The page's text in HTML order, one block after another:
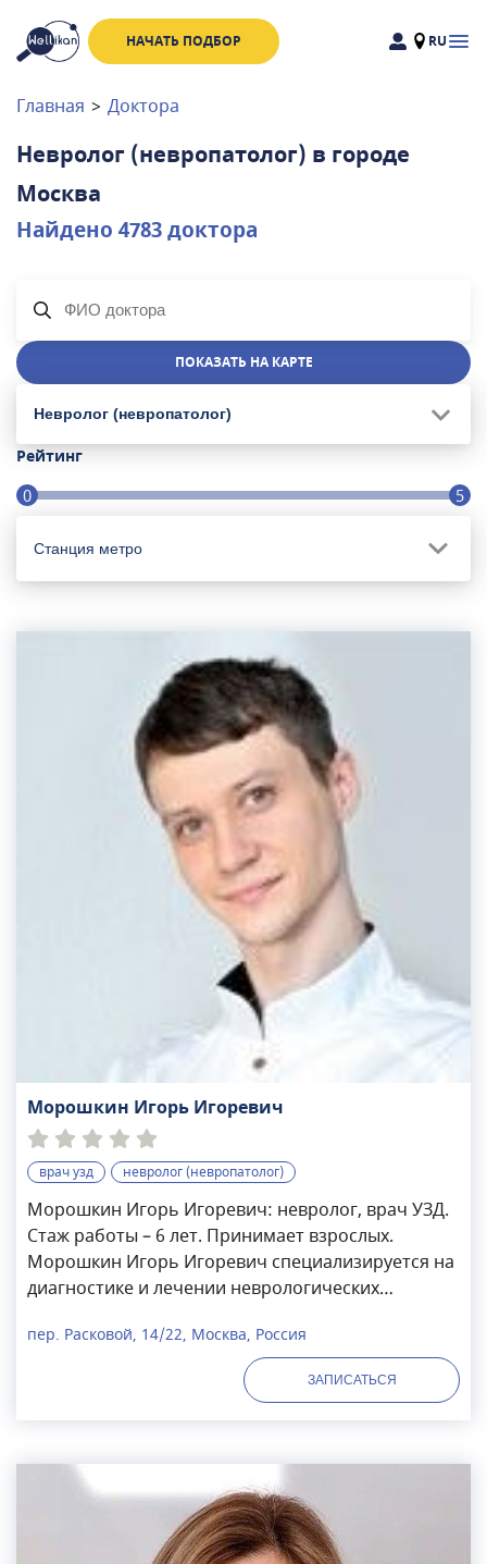
НАЧАТЬ ПОДБОР RU
Доктора
Клиники
Новости
Связаться с нами
Главная > Доктора
Невролог (невропатолог) в городе
Москва
Найдено 4783доктора
ПОКАЗАТЬ НА КАРТЕ
Невролог (невропатолог)
Рейтинг
0 5
Станция метро
Морошкин Игорь Игоревич
врач узд невролог (невропатолог)
Морошкин Игорь Игоревич: невролог, врач УЗД.
Стаж работы – 6 лет. Принимает взрослых.
Морошкин Игорь Игоревич специализируется на
диагностике и лечении неврологических
Является регулярным участником конференций
пер. Расковой, 14/22, Москва, Россия
ЗАПИСАТЬСЯ